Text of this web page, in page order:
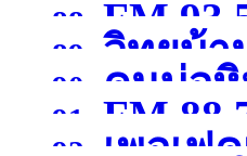
88. FM
89. วิทยุบ้า
ศรีสะเกษ )
90.
คนบ่อหิ
91. FM